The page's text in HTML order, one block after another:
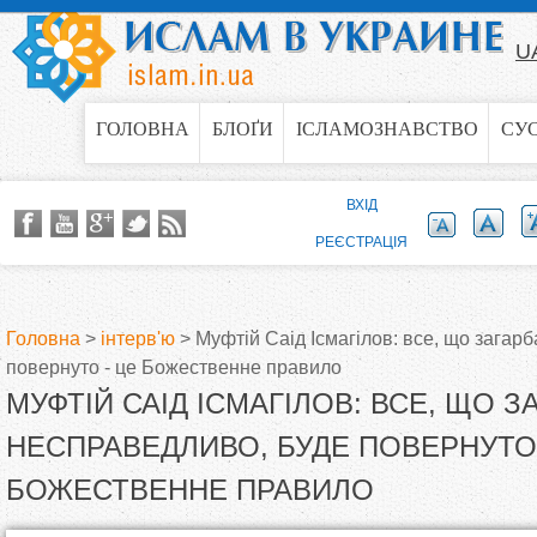
Jump to navigation
ГОЛОВНА БЛОҐИ ІСЛАМОЗНАВСТВО
В
и
є
Головна > інтерв'ю > Муфтій Саід Ісмагілов: все, що
повернуто - це Божественне правило
МУФТІЙ САІД ІСМАГІЛОВ: ВСЕ, ЩО
НЕСПРАВЕДЛИВО, БУДЕ
БОЖЕСТВЕННЕ ПРАВИЛО
ВХІД
РЕЄСТРАЦІЯ